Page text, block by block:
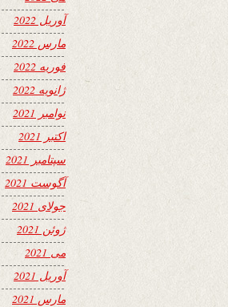
آوریل 2022
مارس 2022
فوریه 2022
ژانویه 2022
نوامبر 2021
اکتبر 2021
سپتامبر 2021
آگوست 2021
جولای 2021
ژوئن 2021
می 2021
آوریل 2021
مارس 2021